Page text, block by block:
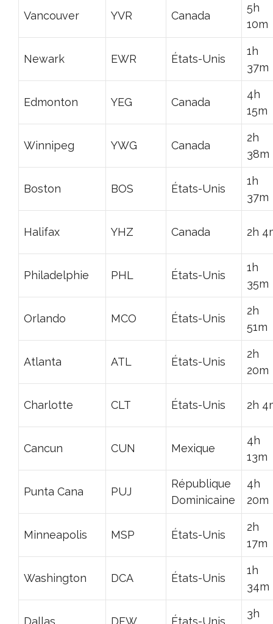
Vancouver YVR Canada
5h
10m
Newark EWR États-Unis
1h
37m
Edmonton YEG Canada
4h
15m
Winnipeg YWG Canada
2h
38m
Boston BOS États-Unis
1h
37m
Halifax YHZ Canada 2h
Philadelphie PHL États-Unis
1h
35m
Orlando MCO États-Unis
2h
51m
Atlanta ATL États-Unis
2h
20m
Charlotte CLT États-Unis 2h
Cancun CUN Mexique
4h
13m
Punta Cana PUJ
République
Dominicaine
4h
20m
Minneapolis MSP États-Unis
2h
17m
Washington DCA États-Unis
1h
34m
Dallas DFW États-Unis
3h